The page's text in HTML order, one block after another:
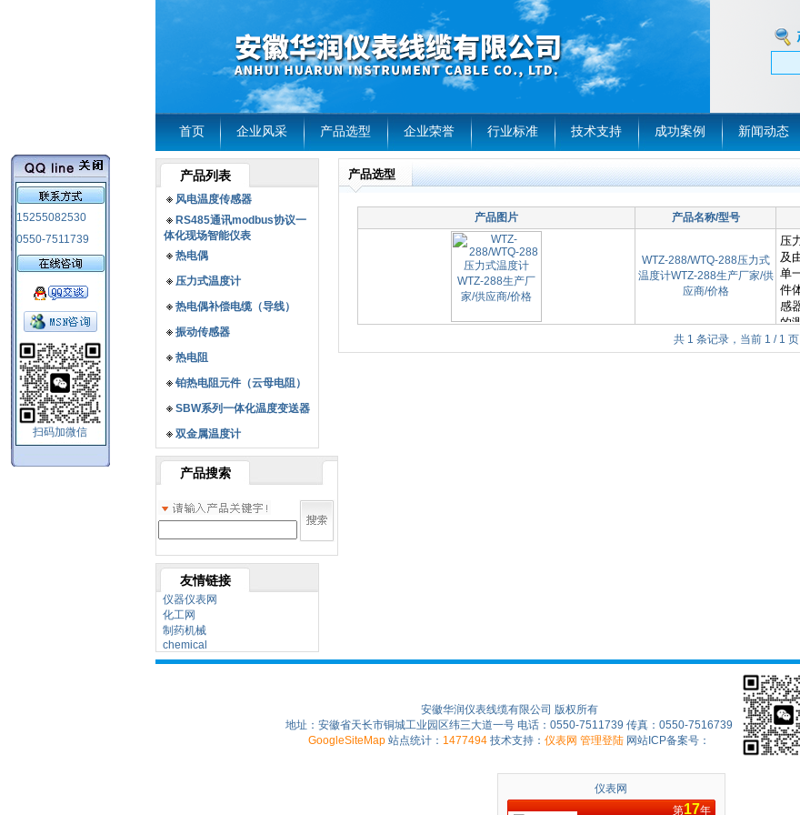
首页 企业风采 产品选型 企业荣誉 行业标准 技术支持 成功案例 新闻动态
15255082530
0550-7511739
扫码加微信
产品列表
风电温度传感器
RS485通讯modbus协议一
体化现场智能仪表
热电偶
压力式温度计
热电偶补偿电缆（导线）
振动传感器
热电阻
铂热电阻元件（云母电阻）
SBW系列一体化温度变送器
双金属温度计
产品搜索
友情链接
仪器仪表网
化工网
制药机械
chemical
产品选型
产品图片 产品名称/型号
WTZ-288/WTQ-288压力式
温度计WTZ-288生产厂家/供
应商/价格
共 1 条记录，当前 1 / 1
安徽华润仪表线缆有限公司 版权所有
地址：安徽省天长市铜城工业园区纬三大道一号 电话：0550-7511739 传真：0550-7516739
GoogleSiteMap 站点统计： 1477494 技术支持： 仪表网 管理登陆 网站ICP备案号：
仪表网
第17年